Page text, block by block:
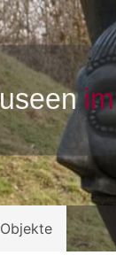
Objekte